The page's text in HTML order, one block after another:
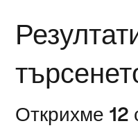
Открихме 12